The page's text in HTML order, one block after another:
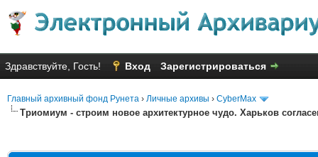
Здравствуйте, Гость! Вход Зарегистрироваться
Главный архивный фонд Рунета › Личные архивы › CyberMax
Триомиум - строим новое архитектурное чудо. Харьков